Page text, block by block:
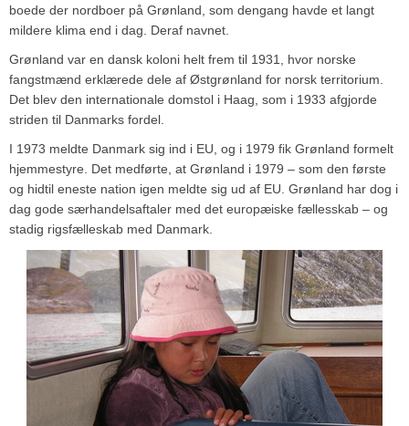
boede der nordboer på Grønland, som dengang havde et langt
mildere klima end i dag. Deraf navnet.
Grønland var en dansk koloni helt frem til 1931, hvor norske
fangstmænd erklærede dele af Østgrønland for norsk territorium.
Det blev den internationale domstol i Haag, som i 1933 afgjorde
striden til Danmarks fordel.
I 1973 meldte Danmark sig ind i EU, og i 1979 fik Grønland formelt
hjemmestyre. Det medførte, at Grønland i 1979 – som den første
og hidtil eneste nation igen meldte sig ud af EU. Grønland har dog i
dag gode særhandelsaftaler med det europæiske fællesskab – og
stadig rigsfælleskab med Danmark.